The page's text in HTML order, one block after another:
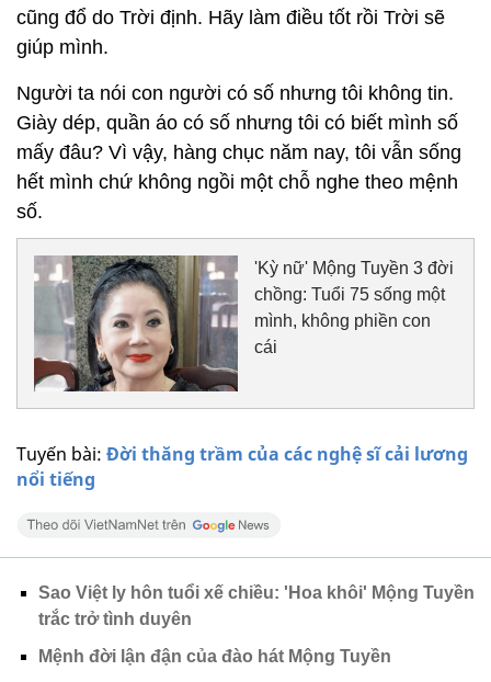
Tuyến bài: Đời thăng trầm của các nghệ sĩ cải lương
nổi tiếng
cũng đổ do Trời định. Hãy làm điều tốt rồi Trời sẽ
giúp mình.
Người ta nói con người có số nhưng tôi không tin.
Giày dép, quần áo có số nhưng tôi có biết mình số
mấy đâu? Vì vậy, hàng chục năm nay, tôi vẫn sống
hết mình chứ không ngồi một chỗ nghe theo mệnh
số.
'Kỳ nữ' Mộng Tuyền 3 đời
chồng: Tuổi 75 sống một
mình, không phiền con
cái
Sao Việt ly hôn tuổi xế chiều: 'Hoa khôi' Mộng Tuyền
trắc trở tình duyên
Mệnh đời lận đận của đào hát Mộng Tuyền